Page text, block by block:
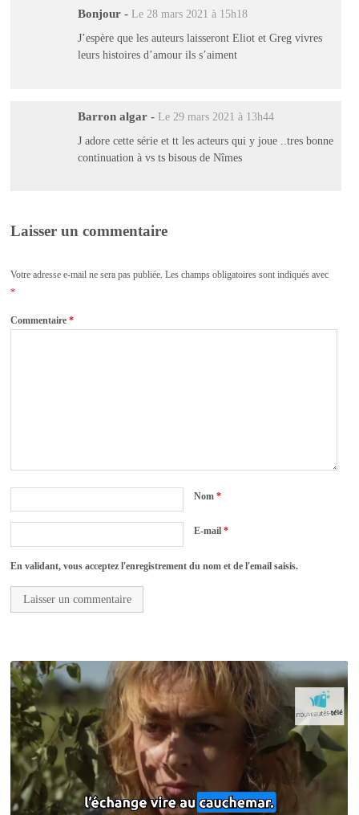
Bonjour - Le 28 mars 2021 à 15h18
J’espère que les auteurs laisseront Eliot et Greg vivres
leurs histoires d’amour ils s’aiment
Barron algar - Le 29 mars 2021 à 13h44
J adore cette série et tt les acteurs qui y joue ..tres bonne
continuation à vs ts bisous de Nîmes
Laisser un commentaire
Votre adresse e-mail ne sera pas publiée. Les champs obligatoires sont indiqués avec
*
Commentaire*
Nom*
E-mail*
En validant, vous acceptez l'enregistrement du nom et de l'email saisis.